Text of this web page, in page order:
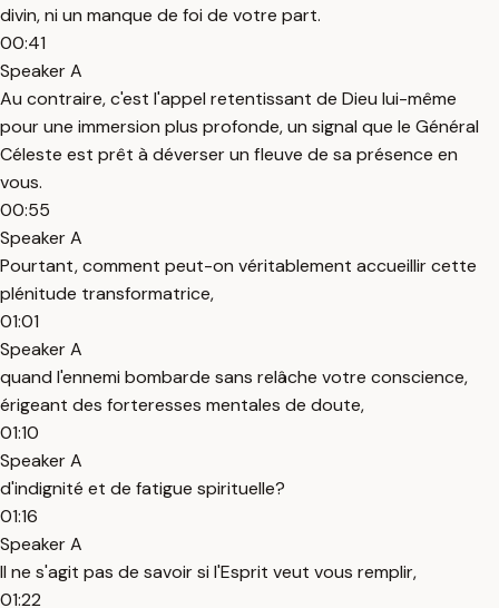
divin, ni un manque de foi de votre part.
00:41
Speaker A
Au contraire, c'est l'appel retentissant de Dieu lui-même
pour une immersion plus profonde, un signal que le Général
Céleste est prêt à déverser un fleuve de sa présence en
vous.
00:55
Speaker A
Pourtant, comment peut-on véritablement accueillir cette
plénitude transformatrice,
01:01
Speaker A
quand l'ennemi bombarde sans relâche votre conscience,
érigeant des forteresses mentales de doute,
01:10
Speaker A
d'indignité et de fatigue spirituelle?
01:16
Speaker A
Il ne s'agit pas de savoir si l'Esprit veut vous remplir,
01:22